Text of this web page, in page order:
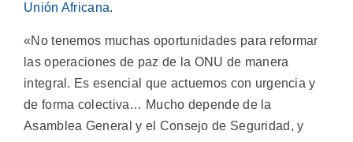
Unión Africana.
«No tenemos muchas oportunidades para reformar
las operaciones de paz de la ONU de manera
integral. Es esencial que actuemos con urgencia y
de forma colectiva… Mucho depende de la
Asamblea General y el Consejo de Seguridad, y